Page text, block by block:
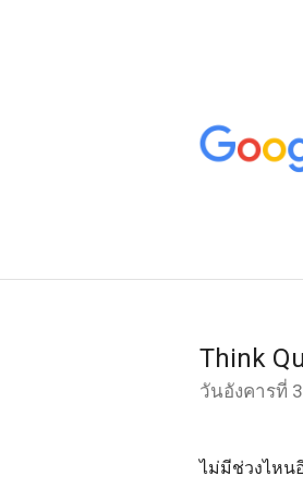
Think
วันอังคารที่
ไม่มีช่วงไหน